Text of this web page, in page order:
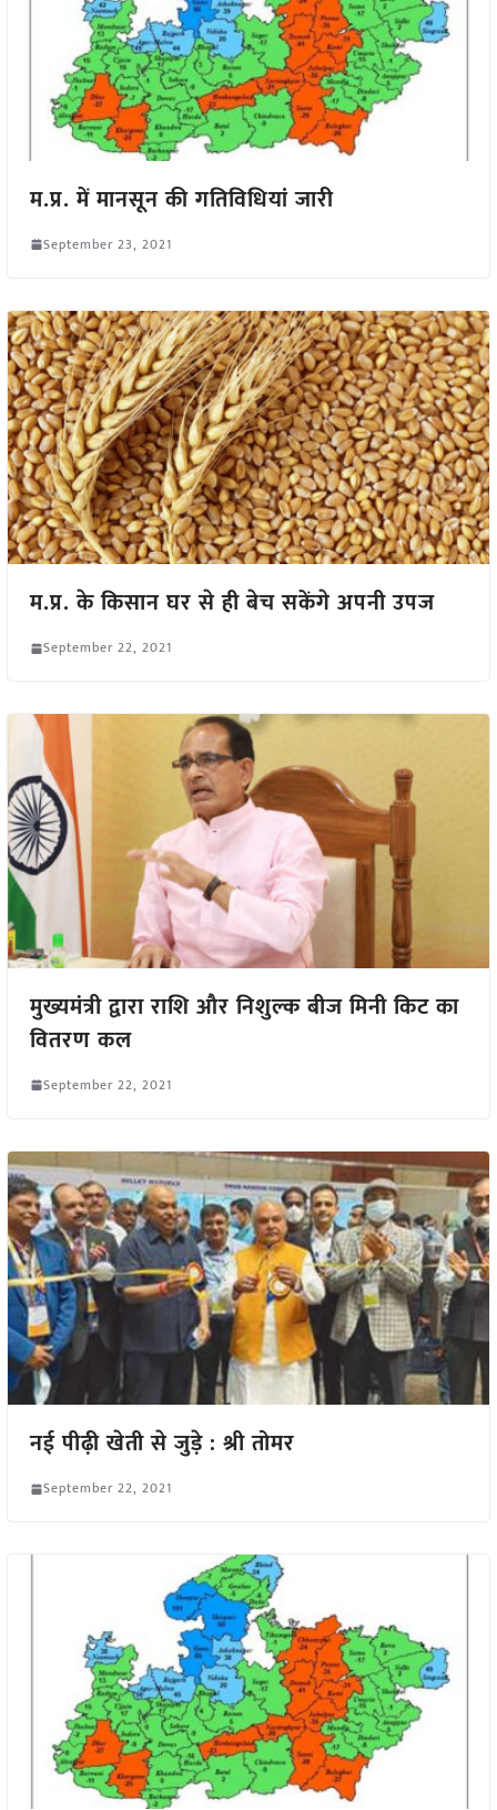
म.प्र. में मानसून की गतिविधियां जारी
September 23, 2021
म.प्र. के किसान घर से ही बेच सकेंगे अपनी उपज
September 22, 2021
मुख्यमंत्री द्वारा राशि और निशुल्क बीज मिनी किट का
वितरण कल
September 22, 2021
नई पीढ़ी खेती से जुड़े : श्री तोमर
September 22, 2021